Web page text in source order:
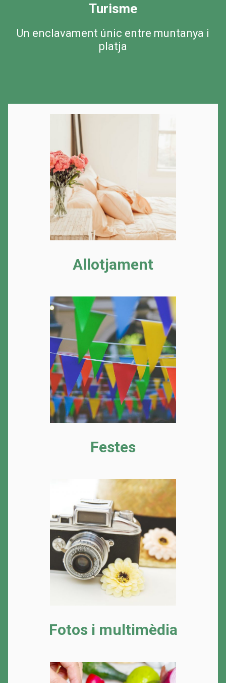
Turisme
Un enclavament únic entre muntanya i
platja
Allotjament
Festes
Fotos i multimèdia